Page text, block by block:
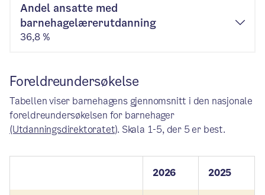
Andel ansatte med
barnehagelærerutdanning
36,8 %
Foreldreundersøkelse
Tabellen viser barnehagens gjennomsnitt i den nasjonale
foreldreundersøkelsen for barnehager
(Utdanningsdirektoratet). Skala 1-5, der 5 er best.
2026 2025